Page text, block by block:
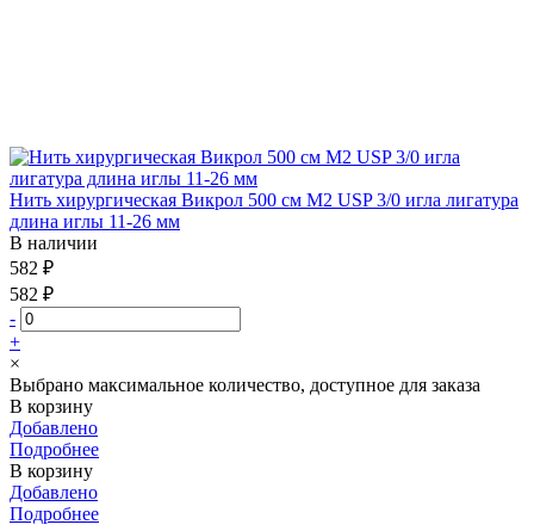
Нить хирургическая Викрол 500 см М2 USP 3/0 игла лигатура
длина иглы 11-26 мм
В наличии
582 ₽
582 ₽
-
+
×
Выбрано максимальное количество, доступное для заказа
В корзину
Добавлено
Подробнее
В корзину
Добавлено
Подробнее